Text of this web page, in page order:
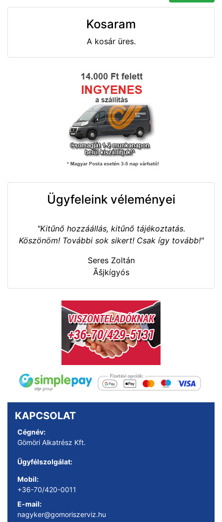
Kosaram
A kosár üres.
Ügyfeleink véleményei
"Kitűnő hozzáállás, kitűnő tájékoztatás.
Köszönöm! További sok sikert! Csak így tovább!"
Seres Zoltán
Ãšjkígyós
KAPCSOLAT
Cégnév:
Gömöri Alkatrész Kft.
Ügyfélszolgálat:
Mobil:
+36-70/420-0011
E-mail:
nagyker@gomoriszerviz.hu